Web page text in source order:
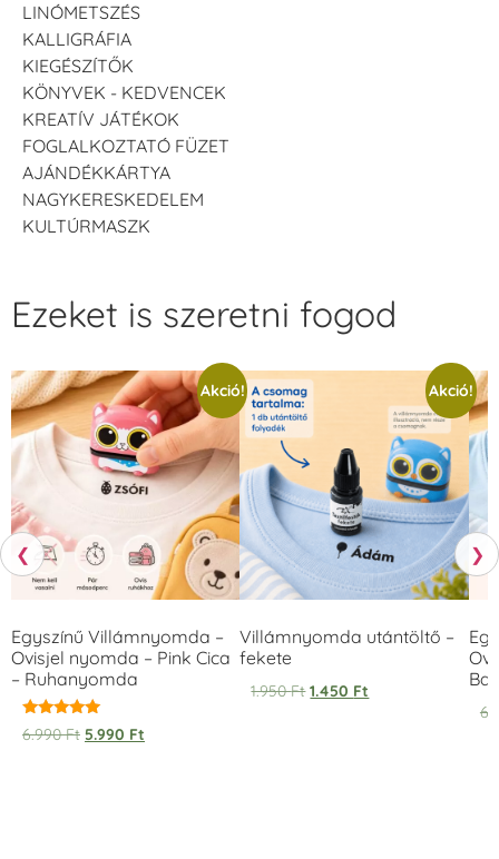
LINÓMETSZÉS
KALLIGRÁFIA
KIEGÉSZÍTŐK
KÖNYVEK - KEDVENCEK
KREATÍV JÁTÉKOK
FOGLALKOZTATÓ FÜZET
AJÁNDÉKKÁRTYA
NAGYKERESKEDELEM
KULTÚRMASZK
❮
Ezeket is szeretni fogod
Akció!
Egyszínű Villámnyomda –
Ovisjel nyomda – Pink Cica
– Ruhanyomda
Értékelés:
5.00
6.990Ft 5.990 Ft
Akció!
Villámnyomda utántöltő –
fekete
1.950Ft 1.450 Ft
❯